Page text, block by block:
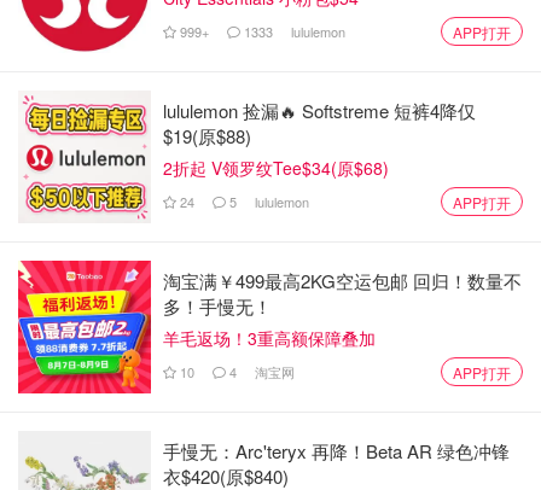
已登记的车牌所有者。一经定罪，处罚为罚款，不扣分。
外，还有一项受害者附加费用，根据罚单的大小，从10元到
125元不等。
虽然罚单不会导致扣分，但超速罚单有可能影响保险。
到 2023 年，约克区已优先考虑 9 个地点，包括 17 个学
区。将有三个 ASE 移动摄像头，它们将每三个月在地图上
显示的地点轮换一次。
999+ 1333 lululemon APP打开
lululemon 捡漏🔥 Softstreme 短裤4降仅
$19(原$88)
2折起 V领罗纹Tee$34(原$68)
24 5 lululemon APP打开
淘宝满￥499最高2KG空运包邮 回归！数量不
多！手慢无！
羊毛返场！3重高额保障叠加
10 4 淘宝网 APP打开
手慢无：Arc'teryx 再降！Beta AR 绿色冲锋
衣$420(原$840)